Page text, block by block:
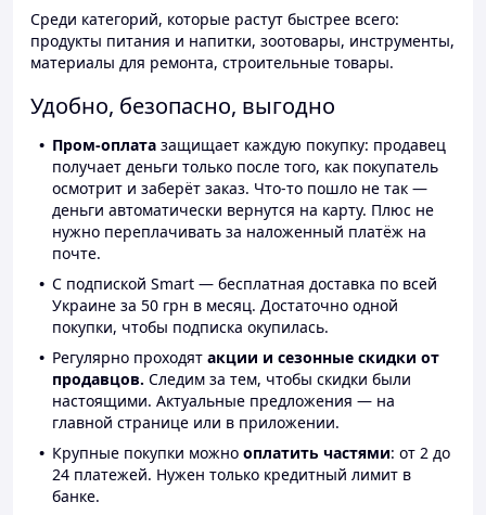
Среди категорий, которые растут быстрее всего:
продукты питания и напитки, зоотовары, инструменты,
материалы для ремонта, строительные товары.
Удобно, безопасно, выгодно
Пром-оплата защищает каждую покупку: продавец
получает деньги только после того, как покупатель
осмотрит и заберёт заказ. Что-то пошло не так —
деньги автоматически вернутся на карту. Плюс не
нужно переплачивать за наложенный платёж на
почте.
С подпиской Smart — бесплатная доставка по всей
Украине за 50 грн в месяц. Достаточно одной
покупки, чтобы подписка окупилась.
Регулярно проходят акции и сезонные скидки от
продавцов. Следим за тем, чтобы скидки были
настоящими. Актуальные предложения — на
главной странице или в приложении.
Крупные покупки можно оплатить частями: от 2 до
24 платежей. Нужен только кредитный лимит в
банке.